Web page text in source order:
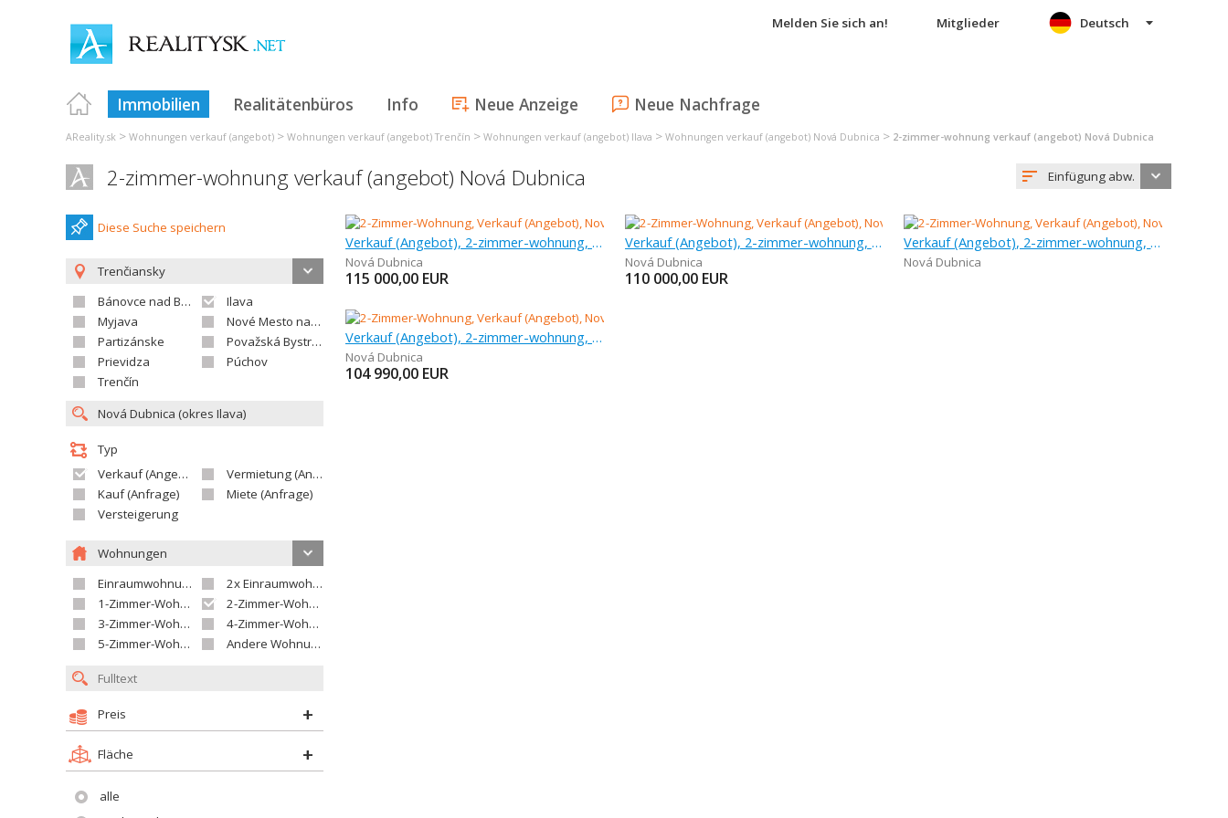
Melden Sie sich an! Mitglieder
Immobilien Realitätenbüros Info Neue Anzeige Neue Nachfrage
Deutsch
AReality.sk > Wohnungen verkauf (angebot) > Wohnungen verkauf (angebot) Trenčín > Wohnungen verkauf (angebot) Ilava > Wohnungen verkauf (angebot) Nová Dubnica > 2-zimmer-wohnung verkauf (angebot) Nová Dubnica
2-zimmer-wohnung verkauf (angebot) Nová Dubnica Einfügung abw.
Diese Suche speichern
Trenčiansky
Bánovce nad Bebravou
Ilava
Myjava
Nové Mesto nad Váhom
Partizánske
Považská Bystrica
Prievidza
Púchov
Trenčín
Typ
Verkauf (Angebot)
Vermietung (Angebot)
Kauf (Anfrage)
Miete (Anfrage)
Versteigerung
Wohnungen
Einraumwohnung
2x Einraumwohnung
1-Zimmer-Wohnung
2-Zimmer-Wohnung
3-Zimmer-Wohnung
4-Zimmer-Wohnung
5-Zimmer-Wohnung und größer
Andere Wohnung
Preis
Fläche
alle
Verkauf (Angebot), 2-zimmer-wohnung, 61 m
Nová Dubnica
115 000,00 EUR
Verkauf (Angebot), 2-zimmer-wohnung, 57 m
Nová Dubnica
110 000,00 EUR
Verkauf (Angebot), 2-zimmer-wohnung, 63 m
Nová Dubnica
Verkauf (Angebot), 2-zimmer-wohnung, 59 m
Nová Dubnica
104 990,00 EUR